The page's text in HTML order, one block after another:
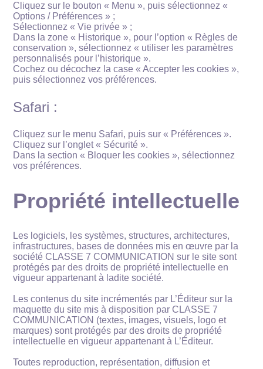
Cliquez sur le bouton « Menu », puis sélectionnez «
Options / Préférences » ;
Sélectionnez « Vie privée » ;
Dans la zone « Historique », pour l’option « Règles de
conservation », sélectionnez « utiliser les paramètres
personnalisés pour l’historique ».
Cochez ou décochez la case « Accepter les cookies »,
puis sélectionnez vos préférences.
Safari :
Cliquez sur le menu Safari, puis sur « Préférences ».
Cliquez sur l’onglet « Sécurité ».
Dans la section « Bloquer les cookies », sélectionnez
vos préférences.
Propriété intellectuelle
Les logiciels, les systèmes, structures, architectures,
infrastructures, bases de données mis en œuvre par la
société CLASSE 7 COMMUNICATION sur le site sont
protégés par des droits de propriété intellectuelle en
vigueur appartenant à ladite société.
Les contenus du site incrémentés par L’Éditeur sur la
maquette du site mis à disposition par CLASSE 7
COMMUNICATION (textes, images, visuels, logo et
marques) sont protégés par des droits de propriété
intellectuelle en vigueur appartenant à L’Éditeur.
Toutes reproduction, représentation, diffusion et